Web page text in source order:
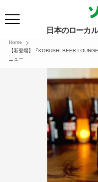
日本のローカ
Home
【新登場】『KOBUSHI BEER
ニュー